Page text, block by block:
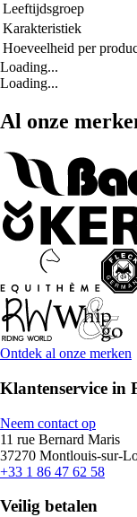
Leeftijdsgroep
Karakteristiek
Hoeveelheid per
Loading...
Loading...
Al onze
Ontdek al onze merken
Klantenservice in
Neem contact op
11 rue Bernard Maris
37270 Montlouis-sur-
+33 1 86 47 62 58
Veilig betalen